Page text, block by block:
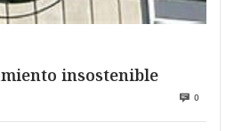
insostenible
0